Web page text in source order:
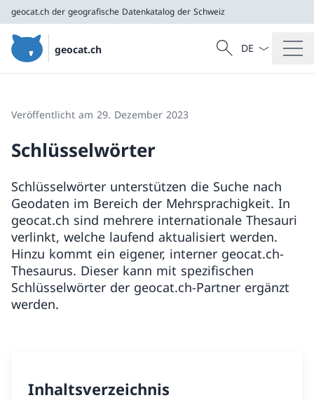
geocat.ch der geografische Datenkatalog der Schweiz
geocat.ch
der geografische Datenkatalog der Schweiz
Suche
Suche
Sprach
Veröffentlicht am 29. Dezember 2023
Schlüsselwörter
Schlüsselwörter unterstützen die Suche nach
Geodaten im Bereich der Mehrsprachigkeit. In
geocat.ch sind mehrere internationale Thesauri
verlinkt, welche laufend aktualisiert werden.
Hinzu kommt ein eigener, interner geocat.ch-
Thesaurus. Dieser kann mit spezifischen
Schlüsselwörter der geocat.ch-Partner ergänzt
werden.
Inhaltsverzeichnis